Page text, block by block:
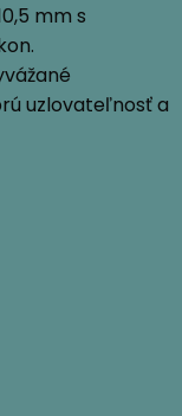
mm s
uzlovateľnosť a